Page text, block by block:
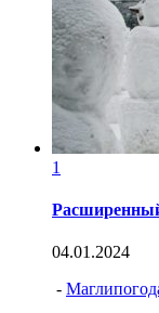
1
04.01.2024
-